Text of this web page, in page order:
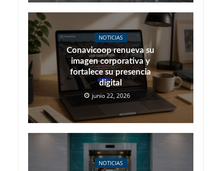
NOTICIAS
Conavicoop renueva su
imagen corporativa y
fortalece su presencia
digital
junio 22, 2026
NOTICIAS